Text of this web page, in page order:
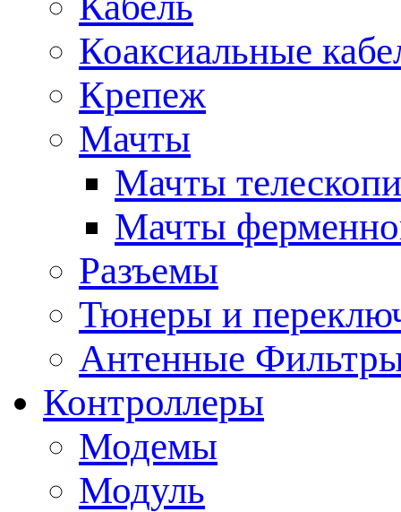
Коаксиальные
Крепеж
Мачты
Мачты
Мачты
Разъемы
Тюнеры и
Антенные
Контроллеры
Модемы
Модуль